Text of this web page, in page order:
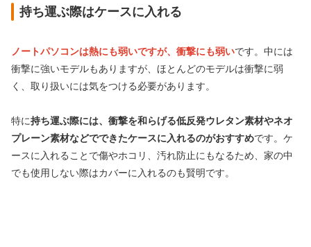
持ち運ぶ際はケースに入れる
ノートパソコンは熱にも弱いですが、衝撃にも弱いです。中には
衝撃に強いモデルもありますが、ほとんどのモデルは衝撃に弱
く、取り扱いには気をつける必要があります。
特に持ち運ぶ際には、衝撃を和らげる低反発ウレタン素材やネオ
プレーン素材などでできたケースに入れるのがおすすめです。ケ
ースに入れることで傷やホコリ、汚れ防止にもなるため、家の中
でも使用しない際はカバーに入れるのも賢明です。